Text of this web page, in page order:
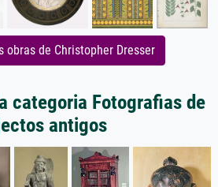
obras de Christopher Dresser
categoria Fotografias de
antigos